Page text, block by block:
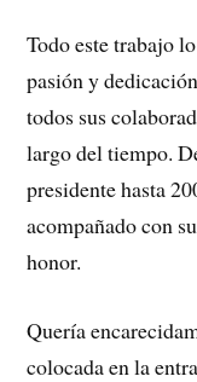
Todo este trabajo
pasión y
todos sus
largo del tiempo.
presidente hasta
acompañado con
honor.
Quería
colocada en la